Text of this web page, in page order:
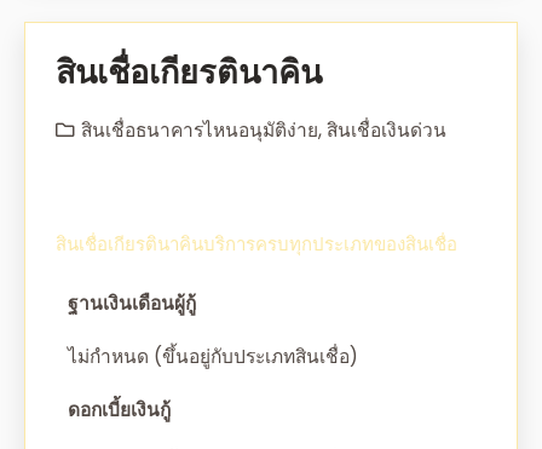
สินเชื่อเกียรตินาคิน
สินเชื่อธนาคารไหนอนุมัติง่าย,สินเชื่อเงินด่วน
สินเชื่อเกียรตินาคินบริการครบทุกประเภทของสินเชื่อ
ฐานเงินเดือนผู้กู้
ไม่กำหนด (ขึ้นอยู่กับประเภทสินเชื่อ)
ดอกเบี้ยเงินกู้